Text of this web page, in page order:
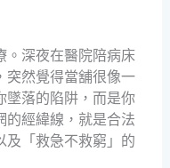
。深夜在醫院陪病床
突然覺得當舖很像一
落的陷阱，而是你
的經緯線，就是合法
及「救急不救窮」的